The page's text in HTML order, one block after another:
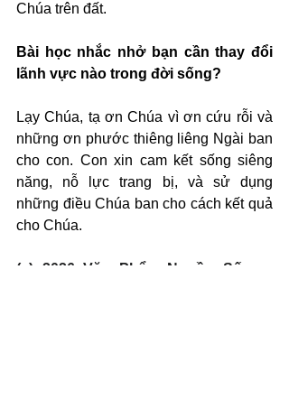
Chúa trên đất.
Bài học nhắc nhở bạn cần thay đổi
lãnh vực nào trong đời sống?
Lạy Chúa, tạ ơn Chúa vì ơn cứu rỗi và
những ơn phước thiêng liêng Ngài ban
cho con. Con xin cam kết sống siêng
năng, nỗ lực trang bị, và sử dụng
những điều Chúa ban cho cách kết quả
cho Chúa.
(c) 2026 Văn Phẩm Nguồn Sống -